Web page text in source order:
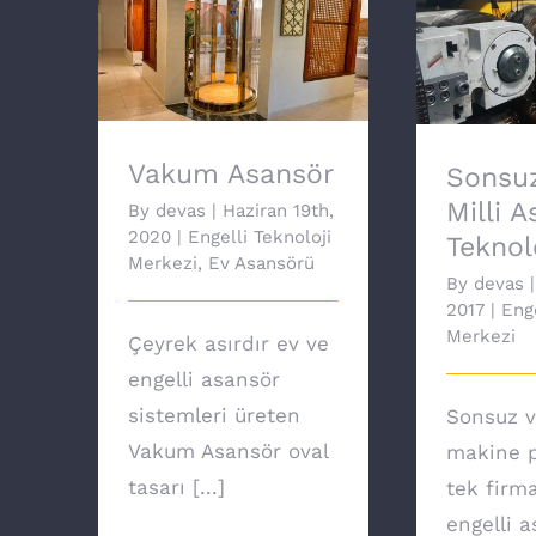
Vakum Asansör
Vakum Asansör
By devas | Haziran 19th,
2020 | Engelli Teknoloji
Merkezi, Ev Asansörü
Çeyrek asırdır ev ve
engelli asansör
sistemleri üreten
Vakum Asansör oval
tasarı [...]
Milli
By devas |
2017 |
Merkezi
Sonsuz
makine
tek
engelli